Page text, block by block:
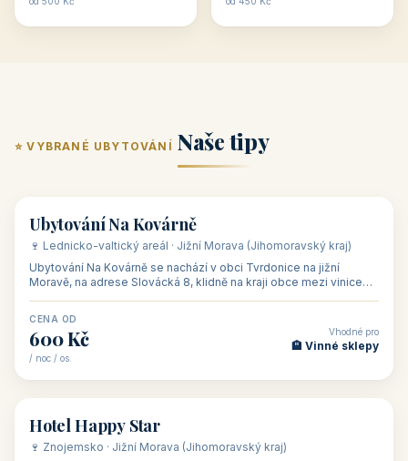
⭐ VYBRANÉ UBYTOVÁNÍ Naše tipy
🏡 penzion
Ubytování Na Kovárně
🍷 Lednicko-valtický areál · Jižní Morava (Jihomoravský kraj)
Ubytování Na Kovárně se nachází v obci Tvrdonice na jižní
Moravě, na adrese Slovácká 8, klidně na kraji obce mezi vinicemi,
CENA OD
600 Kč
/ noc / os.
Vhodné pro
🏨 Vinné sklepy
🏨 hotel
Hotel Happy Star
🍷 Znojemsko · Jižní Morava (Jihomoravský kraj)